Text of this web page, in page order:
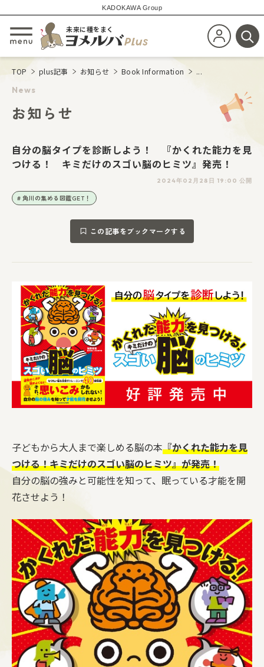
KADOKAWA Group
メニューを開閉する
未来に種をまく
新規会員登
検
TOP plus記事 お知らせ Book Information ...
News
お知らせ
自分の脳タイプを診断しよう！ 『かくれた能力を見
つける！ キミだけのスゴい脳のヒミツ』発売！
2024年02月28日 19:00 公開
角川の集める図鑑GET！
この記事をブックマークする
子どもから大人まで楽しめる脳の本『かくれた能力を見
つける！キミだけのスゴい脳のヒミツ』が発売！
自分の脳の強みと可能性を知って、眠っている才能を開
花させよう！